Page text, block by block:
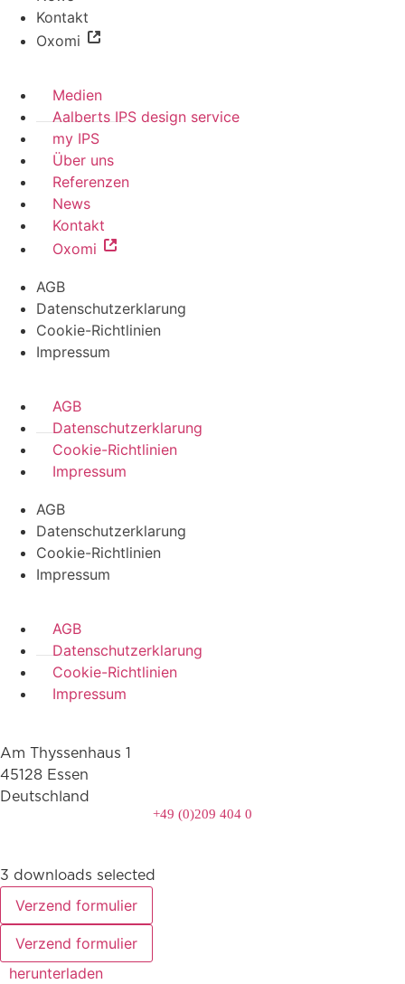
Kontakt
Oxomi
Medien
Aalberts IPS design service
my IPS
Über uns
Referenzen
News
Kontakt
Oxomi
AGB
Datenschutzerklarung
Cookie-Richtlinien
Impressum
AGB
Datenschutzerklarung
Cookie-Richtlinien
Impressum
AGB
Datenschutzerklarung
Cookie-Richtlinien
Impressum
AGB
Datenschutzerklarung
Cookie-Richtlinien
Impressum
Am Thyssenhaus 1
45128 Essen
Deutschland
+49 (0)209 404 0
3 downloads selected
Verzend formulier
Verzend formulier
herunterladen